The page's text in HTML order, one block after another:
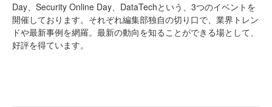
Day、Security Online Day、DataTechという、3つのイベントを
開催しております。それぞれ編集部独自の切り口で、業界トレン
ドや最新事例を網羅。最新の動向を知ることができる場として、
好評を得ています。